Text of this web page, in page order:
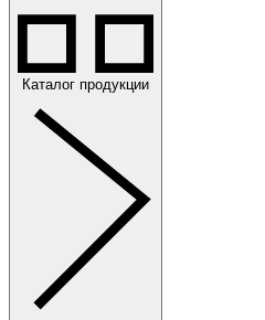
Каталог продукции